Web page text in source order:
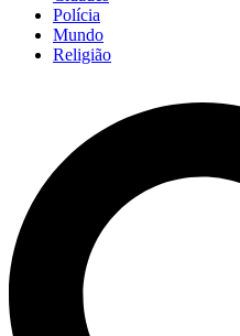
Polícia
Mundo
Religião